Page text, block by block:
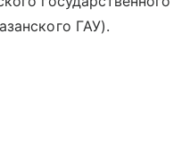
ГАУ).